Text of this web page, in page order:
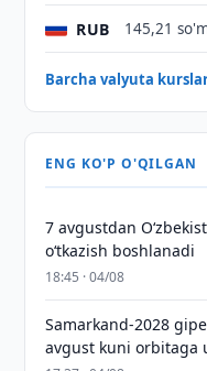
RUB 145,21
Barcha valyuta
ENG KO'P O'QILGAN
7 avgustdan
o‘tkazish boshlanadi
18:45 · 04/08
Samarkand-2028
avgust kuni orbitaga